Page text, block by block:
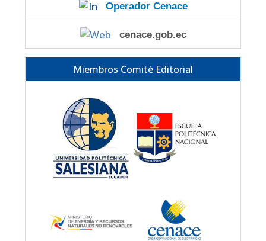
Operador Cenace
cenace.gob.ec
Miembros Comité Editorial